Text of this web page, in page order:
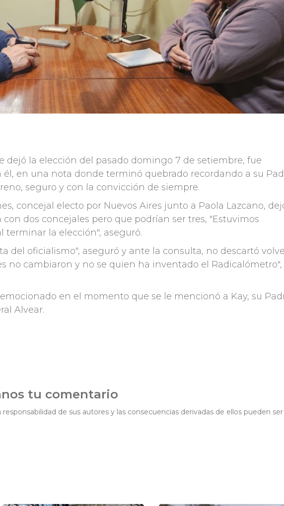
dejó la elección del pasado domingo 7 de setiembre, fue
en una nota donde terminó quebrado recordando a su
seguro y con la convicción de siempre.
concejal electo por Nuevos Aires junto a Paola Lazcano,
dos concejales pero que podrían ser tres, "Estuvimos
terminar la elección", aseguró.
del oficialismo", aseguró y ante la consulta, no descartó
no cambiaron y no se quien ha inventado el Radicalómetro",
en el momento que se le mencionó a Kay, su
Alvear.
tu comentario
de sus autores y las consecuencias derivadas de ellos pueden ser